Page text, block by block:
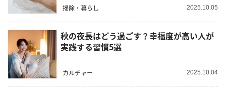
掃除・暮らし 2025.10.05
秋の夜長はどう過ごす？幸福度が高い人が
実践する習慣5選
カルチャー 2025.10.04